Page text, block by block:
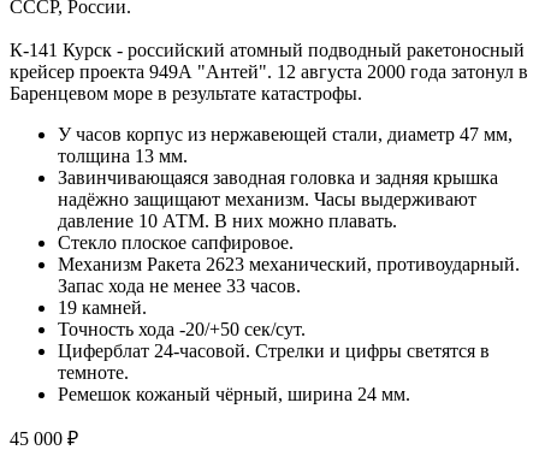
СССР, России.
К-141 Курск - российский атомный подводный ракетоносный
крейсер проекта 949А "Антей". 12 августа 2000 года затонул в
Баренцевом море в результате катастрофы.
У часов корпус из нержавеющей стали, диаметр 47 мм,
толщина 13 мм.
Завинчивающаяся заводная головка и задняя крышка
надёжно защищают механизм. Часы выдерживают
давление 10 АТМ. В них можно плавать.
Стекло плоское сапфировое.
Механизм Ракета 2623 механический, противоударный.
Запас хода не менее 33 часов.
19 камней.
Точность хода -20/+50 сек/сут.
Циферблат 24-часовой. Стрелки и цифры светятся в
темноте.
Ремешок кожаный чёрный, ширина 24 мм.
45 000 ₽